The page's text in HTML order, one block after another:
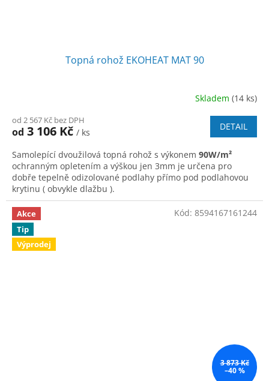
Topná rohož EKOHEAT MAT 90
Skladem (14 ks)
od 2 567 Kč bez DPH
od 3 106 Kč / ks
DETAIL
Samolepící dvoužilová topná rohož s výkonem 90W/m²
ochranným opletením a výškou jen 3mm je určena pro
dobře tepelně odizolované podlahy přímo pod podlahovou
krytinu ( obvykle dlažbu ).
Akce
Tip
Výprodej
3 873 Kč
–40 %
Kód: 8594167161244